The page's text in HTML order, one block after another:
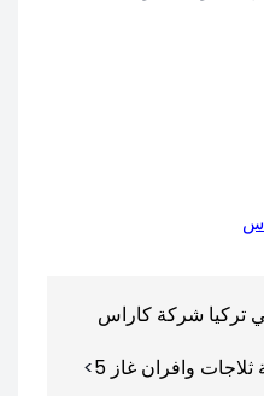
تركيا شركة كاراس
ثلاجات وافران غاز 5